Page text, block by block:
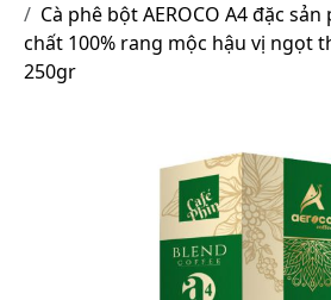
Cà phê bột AEROCO A4 đặc
chất 100% rang mộc hậu vị ngọt
250gr